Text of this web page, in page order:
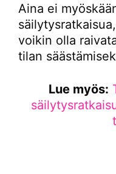
Aina ei
voikin olla
tilan
Lue myös: